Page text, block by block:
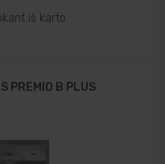
iš karto
PREMIO B PLUS